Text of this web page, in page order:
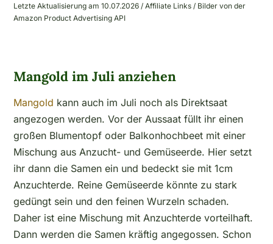
Letzte Aktualisierung am 10.07.2026 / Affiliate Links / Bilder von der
Amazon Product Advertising API
Mangold im Juli anziehen
Mangold kann auch im Juli noch als Direktsaat
angezogen werden. Vor der Aussaat füllt ihr einen
großen Blumentopf oder Balkonhochbeet mit einer
Mischung aus Anzucht- und Gemüseerde. Hier setzt
ihr dann die Samen ein und bedeckt sie mit 1cm
Anzuchterde. Reine Gemüseerde könnte zu stark
gedüngt sein und den feinen Wurzeln schaden.
Daher ist eine Mischung mit Anzuchterde vorteilhaft.
Dann werden die Samen kräftig angegossen. Schon